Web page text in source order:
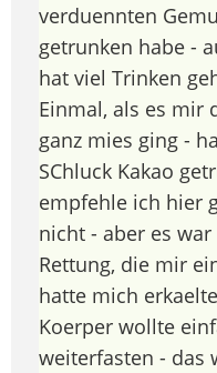
verduennten
getrunken habe -
hat viel Trinken
Einmal, als es mir
ganz mies ging -
SChluck Kakao
empfehle ich hier
nicht - aber es
Rettung, die mir
hatte mich
Koerper wollte
weiterfasten - das